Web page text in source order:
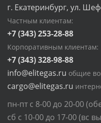
г. Екатеринбург, ул.
Частным клиентам:
+7 (343) 253-28-88
Корпоративным клиентам:
+7 (343) 328-98-88
info@elitegas.ru общие
cargo@elitegas.ru
пн-пт с 8-00 до 20-00
сб с 10-00 до 17-00 (вс